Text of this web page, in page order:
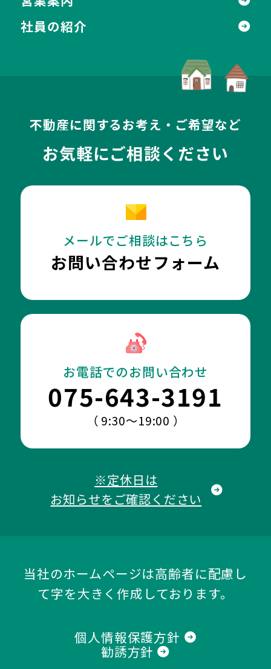
社員の紹介
不動産に関するお考え・ご希望など
お気軽にご相談ください
メールでご相談はこちら
お問い合わせフォーム
お電話でのお問い合わせ
075-643-3191
（ 9:30～19:00 ）
※定休日は
お知らせをご確認ください
当社のホームページは高齢者に配慮し
て字を大きく作成しております。
個人情報保護方針
勧誘方針